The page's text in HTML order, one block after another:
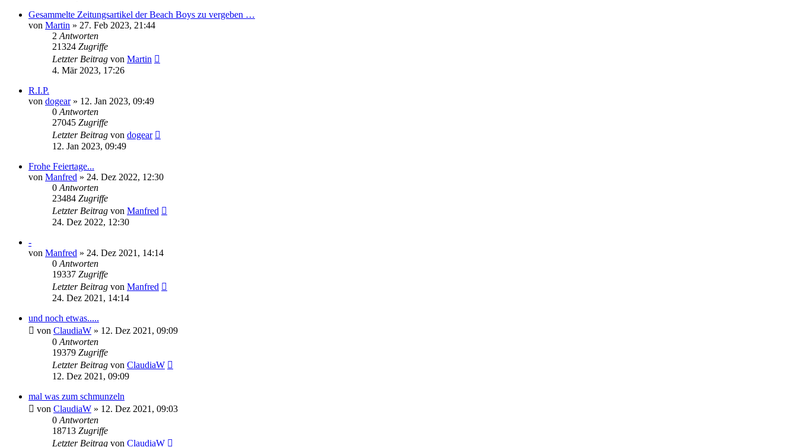
Gesammelte Zeitungsartikel der Beach Boys zu vergeben …
von Martin » 27. Feb 2023, 21:44
2 Antworten
21324 Zugriffe
Letzter Beitrag von Martin
4. Mär 2023, 17:26
R.I.P.
von dogear» 12. Jan 2023, 09:49
0 Antworten
27045 Zugriffe
Letzter Beitrag von dogear
12. Jan 2023, 09:49
Frohe Feiertage...
von Manfred » 24. Dez 2022, 12:30
0 Antworten
23484 Zugriffe
Letzter Beitrag von Manfred
24. Dez 2022, 12:30
-
von Manfred » 24. Dez 2021, 14:14
0 Antworten
19337 Zugriffe
Letzter Beitrag von Manfred
24. Dez 2021, 14:14
und noch etwas.....
von ClaudiaW » 12. Dez 2021, 09:09
0 Antworten
19379 Zugriffe
Letzter Beitrag von ClaudiaW
12. Dez 2021, 09:09
mal was zum schmunzeln
von ClaudiaW » 12. Dez 2021, 09:03
0 Antworten
18713 Zugriffe
Letzter Beitrag von ClaudiaW